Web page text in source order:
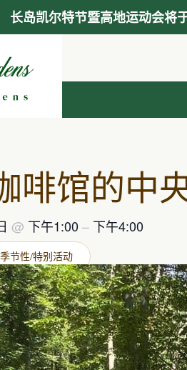
啡馆的中
@ 下午1:00 – 下午4:00
季节性/特别活动
长岛凯尔特节暨高地运动会将